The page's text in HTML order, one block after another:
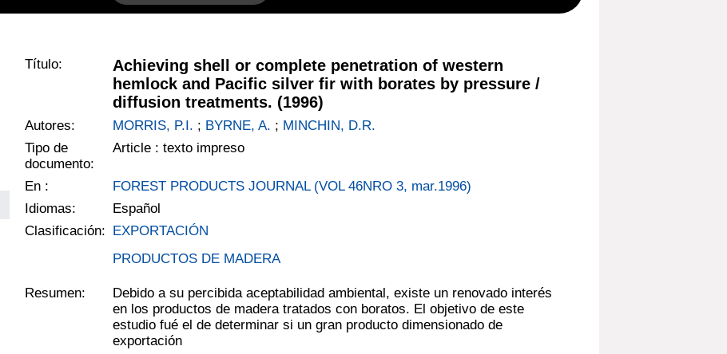
Título:
Achieving shell or complete penetration of western
hemlock and Pacific silver fir with borates by pressure /
diffusion treatments. (1996)
Autores: MORRIS, P.I. ; BYRNE, A. ; MINCHIN, D.R.
Tipo de
documento:
Article : texto impreso
En :
FOREST PRODUCTS JOURNAL (VOL 46NRO 3, mar.1996)
Idiomas:
Español
Clasificación: EXPORTACIÓN
PRODUCTOS DE MADERA
Resumen:
Debido a su percibida aceptabilidad ambiental, existe un renovado interés
en los productos de madera tratados con boratos. El objetivo de este
estudio fué el de determinar si un gran producto dimensionado de
exportación